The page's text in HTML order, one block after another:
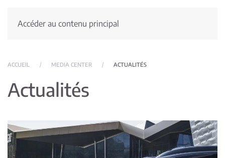
Accéder au contenu principal
ACCUEIL MEDIA CENTER ACTUALITÉS
Actualités